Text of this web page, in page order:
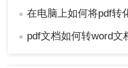
业的PDF转换软件将是
进步，未来我们期待看
让文件格式转换变得更
● 在电脑上如何将pdf转化为
● pdf文档如何转word文档